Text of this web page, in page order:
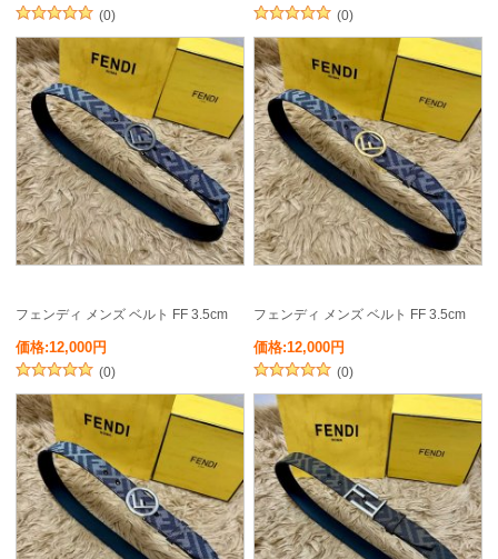
(0) (0)
フェンディ メンズ ベルト FF 3.5cm
価格:12,000円
(0)
フェンディ メンズ ベルト FF 3.5cm
価格:12,000円
(0)